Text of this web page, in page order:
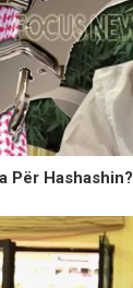
Për Hashashin?